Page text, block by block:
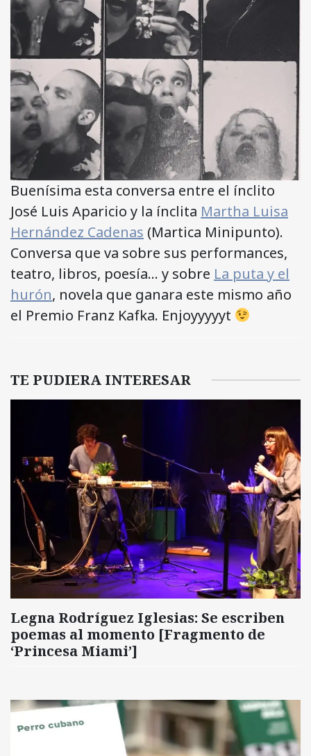
Buenísima esta conversa entre el ínclito
José Luis Aparicio y la ínclita Martha Luisa
Hernández Cadenas (Martica Minipunto).
Conversa que va sobre sus performances,
teatro, libros, poesía… y sobre La puta y el
hurón, novela que ganara este mismo año
el Premio Franz Kafka. Enjoyyyyyt
TE PUDIERA INTERESAR
Legna Rodríguez Iglesias: Se escriben
poemas al momento [Fragmento de
‘Princesa Miami’]